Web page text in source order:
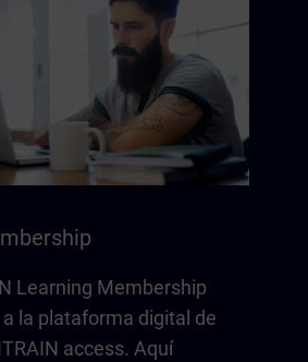
Learning Membership
la plataforma digital de
access. Aquí